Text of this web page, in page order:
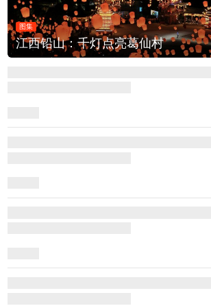
图集
上海：七彩稻田画迎最佳观赏期